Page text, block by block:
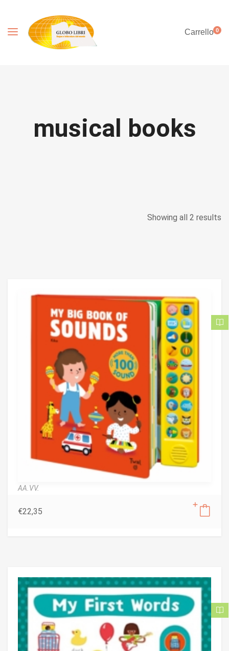
Carrello0
musical books
Showing all 2 results
AA.VV.
€22,35